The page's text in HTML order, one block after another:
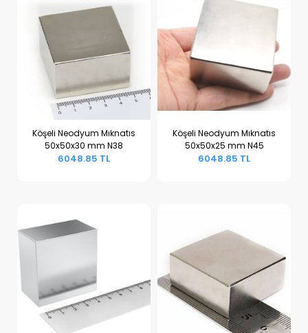
Sepete Ekle
Köşeli Neodyum Mıknatıs
50x50x30 mm N38
6048.85 TL
Sepete Ekle
Köşeli Neodyum Mıknatıs
50x50x25 mm N45
6048.85 TL